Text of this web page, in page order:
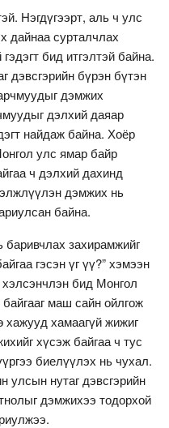
Нэгдүгээрт, аль ч улс
дайнаа сурталчлах
бид итгэлтэй байна.
дэвсгэрийн бүрэн бүтэн
дэмжих
дэлхий даяар
найдаж байна. Хоёр
улс ямар байр
ч дэлхий дахинд
дэмжих нь
байна.
баривчлах захирамжийг
гэсэн үг үү?” хэмээн
бид Монгол
маш сайн ойлгож
хамаагүй жижиг
хүсэж байгаа ч тус
биелүүлэх нь чухал.
улсын нутаг дэвсгэрийн
дэмжихээ тодорхой